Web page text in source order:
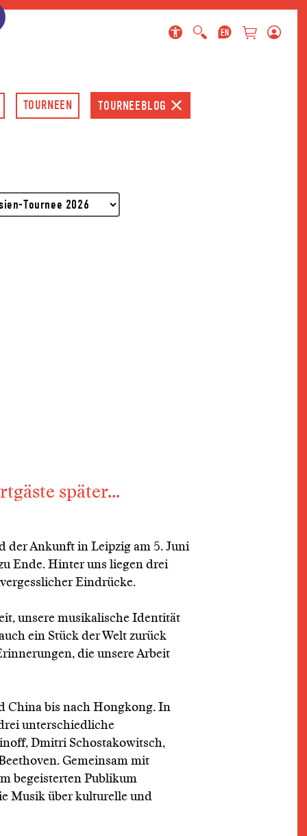
TOURNEEN TOURNEEBLOG
später...
der Ankunft in Leipzig am 5. Juni
Ende. Hinter uns liegen drei
Eindrücke.
unsere musikalische Identität
ein Stück der Welt zurück
die unsere Arbeit
China bis nach Hongkong. In
unterschiedliche
Dmitri Schostakowitsch,
Gemeinsam mit
begeisterten Publikum
Musik über kulturelle und